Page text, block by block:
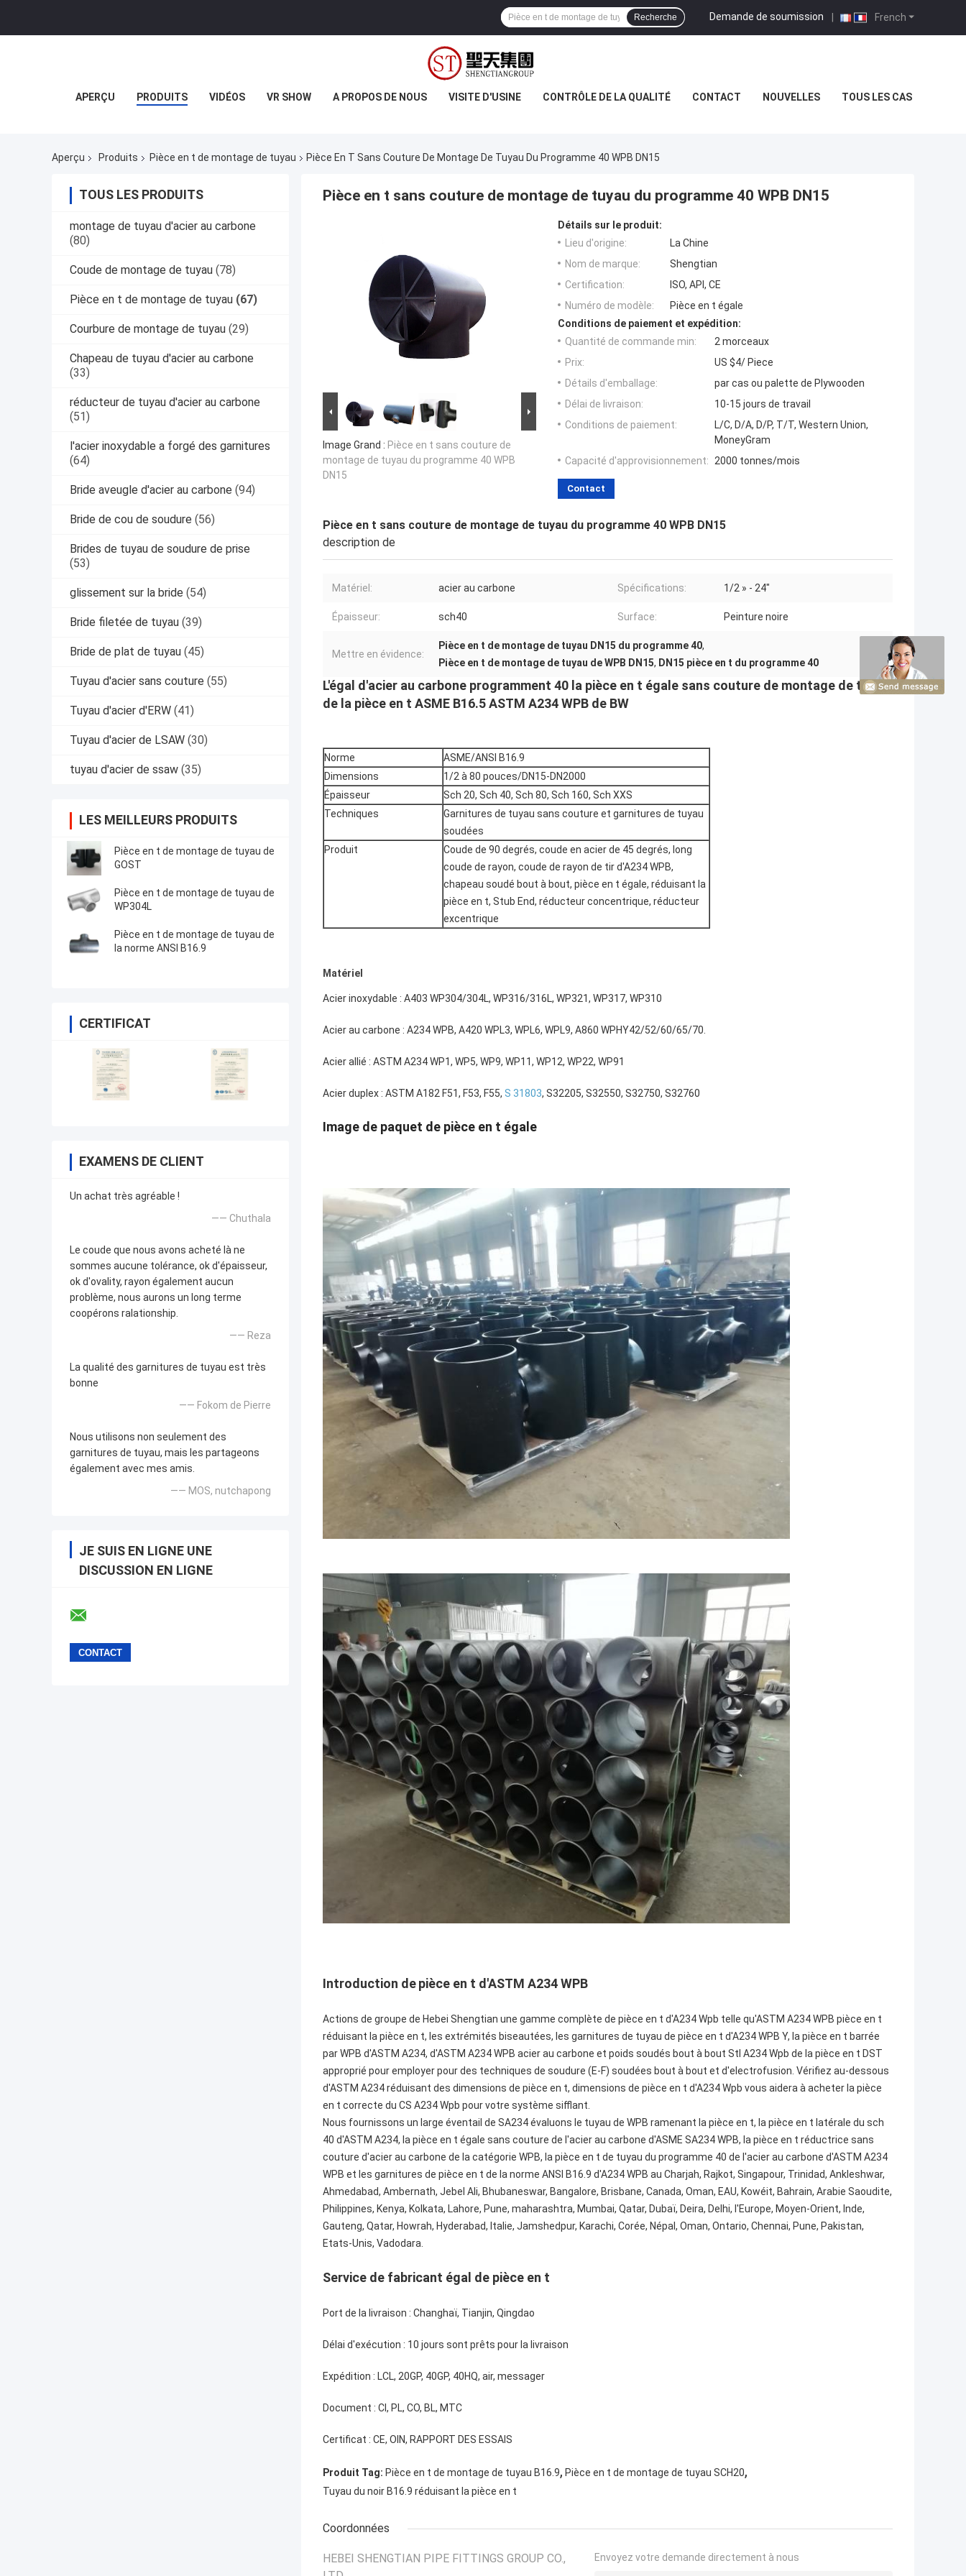
French
Demande de soumission |
Recherche
APERÇU PRODUITS VIDÉOS VR SHOW A PROPOS DE NOUS VISITE D'USINE CONTRÔLE DE LA QUALITÉ CONTACT NOUVELLES TOUS LES CAS
Aperçu Produits Pièce en t de montage de tuyau Pièce En T Sans Couture De Montage De Tuyau Du Programme 40 WPB DN15
TOUS LES PRODUITS
montage de tuyau d'acier au carbone
(80)
Coude de montage de tuyau (78)
Pièce en t de montage de tuyau (67)
Courbure de montage de tuyau (29)
Chapeau de tuyau d'acier au carbone
(33)
réducteur de tuyau d'acier au carbone
(51)
l'acier inoxydable a forgé des garnitures
(64)
Bride aveugle d'acier au carbone (94)
Bride de cou de soudure (56)
Brides de tuyau de soudure de prise
(53)
glissement sur la bride (54)
Bride filetée de tuyau (39)
Bride de plat de tuyau (45)
Tuyau d'acier sans couture (55)
Tuyau d'acier d'ERW (41)
Tuyau d'acier de LSAW (30)
tuyau d'acier de ssaw (35)
LES MEILLEURS PRODUITS
Pièce en t de montage de tuyau de
GOST
Pièce en t de montage de tuyau de
WP304L
Pièce en t de montage de tuyau de
la norme ANSI B16.9
CERTIFICAT
EXAMENS DE CLIENT
Un achat très agréable !
—— Chuthala
Le coude que nous avons acheté là ne
sommes aucune tolérance, ok d'épaisseur,
ok d'ovality, rayon également aucun
problème, nous aurons un long terme
coopérons ralationship.
—— Reza
La qualité des garnitures de tuyau est très
bonne
—— Fokom de Pierre
Nous utilisons non seulement des
garnitures de tuyau, mais les partageons
également avec mes amis.
—— MOS, nutchapong
JE SUIS EN LIGNE UNE
DISCUSSION EN LIGNE
Pièce en t sans couture de montage de tuyau du programme 40 WPB DN15
Image Grand : Pièce en t sans couture de
montage de tuyau du programme 40 WPB
DN15
Détails sur le produit:
Lieu d'origine:
La Chine
Nom de marque:
Shengtian
Certification:
ISO, API, CE
Numéro de modèle:
Pièce en t égale
Conditions de paiement et expédition:
Quantité de commande min:
2 morceaux
Prix:
US $4/ Piece
Détails d'emballage:
par cas ou palette de Plywooden
Délai de livraison:
10-15 jours de travail
Conditions de paiement:
L/C, D/A, D/P, T/T, Western Union,
MoneyGram
Capacité d'approvisionnement: 2000 tonnes/mois
Contact
Pièce en t sans couture de montage de tuyau du programme 40 WPB DN15
description de
Matériel: acier au carbone Spécifications: 1/2 » - 24"
Épaisseur: sch40 Surface: Peinture noire
Mettre en évidence:
Pièce en t de montage de tuyau DN15 du programme 40,
Pièce en t de montage de tuyau de WPB DN15, DN15 pièce en t du programme 40
L'égal d'acier au carbone programment 40 la pièce en t égale sans couture de montage de tuyau
de la pièce en t ASME B16.5 ASTM A234 WPB de BW
Norme
ASME/ANSI B16.9
Dimensions
1/2 à 80 pouces/DN15-DN2000
Épaisseur
Sch 20, Sch 40, Sch 80, Sch 160, Sch XXS
Techniques
Garnitures de tuyau sans couture et garnitures de tuyau
soudées
Produit
Coude de 90 degrés, coude en acier de 45 degrés, long
coude de rayon, coude de rayon de tir d'A234 WPB,
chapeau soudé bout à bout, pièce en t égale, réduisant la
pièce en t, Stub End, réducteur concentrique, réducteur
excentrique
Matériel
Acier inoxydable : A403 WP304/304L, WP316/316L, WP321, WP317, WP310
Acier au carbone : A234 WPB, A420 WPL3, WPL6, WPL9, A860 WPHY42/52/60/65/70.
Acier allié : ASTM A234 WP1, WP5, WP9, WP11, WP12, WP22, WP91
Acier duplex : ASTM A182 F51, F53, F55, S 31803, S32205, S32550, S32750, S32760
Image de paquet de pièce en t égale
Introduction depièce en t d'ASTM A234 WPB
Actions de groupe de Hebei Shengtian une gamme complète de pièce en t d'A234 Wpb telle qu'ASTM A234 WPB pièce en t
réduisant la pièce en t, les extrémités biseautées, les garnitures de tuyau de pièce en t d'A234 WPB Y, la pièce en t barrée
par WPB d'ASTM A234, d'ASTM A234 WPB acier au carbone et poids soudés bout à bout Stl A234 Wpb de la pièce en t DST
approprié pour employer pour des techniques de soudure (E-F) soudées bout à bout et d'electrofusion. Vérifiez au-dessous
d'ASTM A234 réduisant des dimensions de pièce en t, dimensions de pièce en t d'A234 Wpb vous aidera à acheter la pièce
en t correcte du CS A234 Wpb pour votre système sifflant.
Nous fournissons un large éventail de SA234 évaluons le tuyau de WPB ramenant la pièce en t, la pièce en t latérale du sch
40 d'ASTM A234, la pièce en t égale sans couture de l'acier au carbone d'ASME SA234 WPB, la pièce en t réductrice sans
couture d'acier au carbone de la catégorie WPB, la pièce en t de tuyau du programme 40 de l'acier au carbone d'ASTM A234
WPB et les garnitures de pièce en t de la norme ANSI B16.9 d'A234 WPB au Charjah, Rajkot, Singapour, Trinidad, Ankleshwar,
Ahmedabad, Ambernath, Jebel Ali, Bhubaneswar, Bangalore, Brisbane, Canada, Oman, EAU, Kowéit, Bahrain, Arabie Saoudite,
Philippines, Kenya, Kolkata, Lahore, Pune, maharashtra, Mumbai, Qatar, Dubaï, Deira, Delhi, l'Europe, Moyen-Orient, Inde,
Gauteng, Qatar, Howrah, Hyderabad, Italie, Jamshedpur, Karachi, Corée, Népal, Oman, Ontario, Chennai, Pune, Pakistan,
Etats-Unis, Vadodara.
Service de fabricant égal de pièce en t
Port de la livraison : Changhaï, Tianjin, Qingdao
Délai d'exécution : 10 jours sont prêts pour la livraison
Expédition : LCL, 20GP, 40GP, 40HQ, air, messager
Document : CI, PL, CO, BL, MTC
Certificat : CE, OIN, RAPPORT DES ESSAIS
Produit Tag: Pièce en t de montage de tuyau B16.9, Pièce en t de montage de tuyau SCH20,
Tuyau du noir B16.9 réduisant la pièce en t
Coordonnées
HEBEI SHENGTIAN PIPE FITTINGS GROUP CO.,
Envoyez votre demande directement à nous